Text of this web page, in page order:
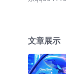
文章展示